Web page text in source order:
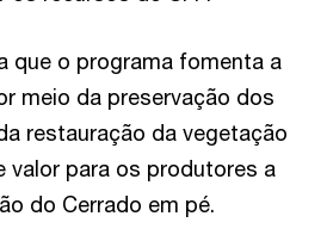
que o programa fomenta a
meio da preservação dos
restauração da vegetação
valor para os produtores a
do Cerrado em pé.